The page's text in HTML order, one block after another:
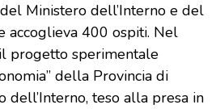
Ministero dell’Interno e del
accoglieva 400 ospiti. Nel
progetto sperimentale
della Provincia di
dell’Interno, teso alla presa in